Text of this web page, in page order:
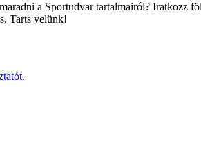
a Sportudvar tartalmairól?
Tarts velünk!